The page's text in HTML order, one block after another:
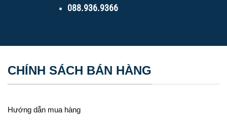
088.936.9366
CHÍNH SÁCH BÁN HÀNG
Hướng dẫn mua hàng